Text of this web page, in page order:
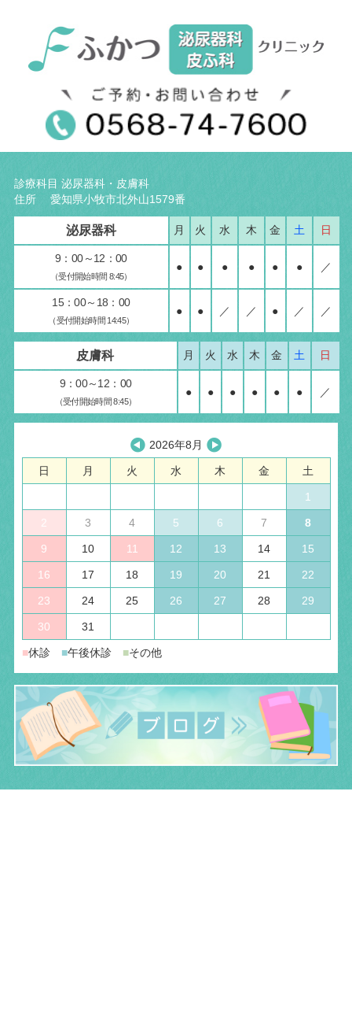
診療科目 泌尿器科・皮膚科
住所 愛知県小牧市北外山1579番
泌尿器科 月 火 水 木 金 土 日
9：00～12：00
（受付開始時間 8:45）
● ● ● ● ● ● ／
15：00～18：00
（受付開始時間 14:45）
● ● ／ ／ ● ／ ／
皮膚科 月 火 水 木 金 土 日
9：00～12：00
（受付開始時間 8:45）
● ● ● ● ● ● ／
2026年8月
日 月 火 水 木 金 土
1
2 3 4 5 6 7 8
9 10 11 12 13 14 15
16 17 18 19 20 21 22
23 24 25 26 27 28 29
30 31
■休診 ■午後休診 ■その他